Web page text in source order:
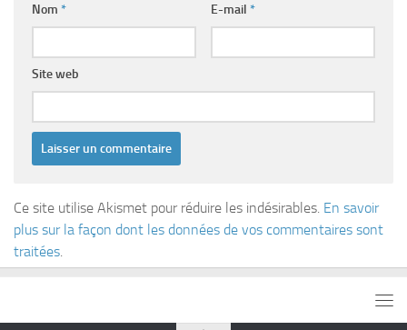
Nom * E-mail *
Site web
Ce site utilise Akismet pour réduire les indésirables. En savoir
plus sur la façon dont les données de vos commentaires sont
traitées